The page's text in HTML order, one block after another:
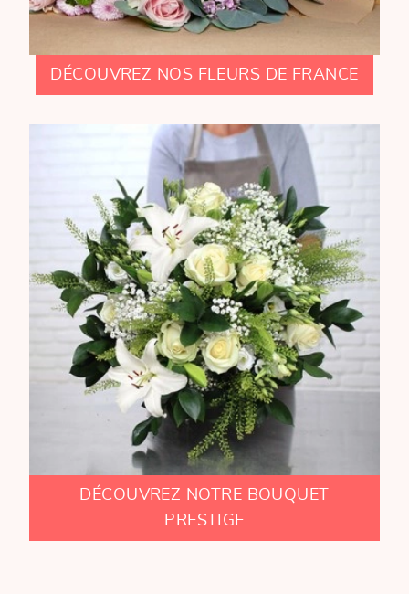
DÉCOUVREZ NOS FLEURS DE FRANCE
DÉCOUVREZ NOTRE BOUQUET
PRESTIGE